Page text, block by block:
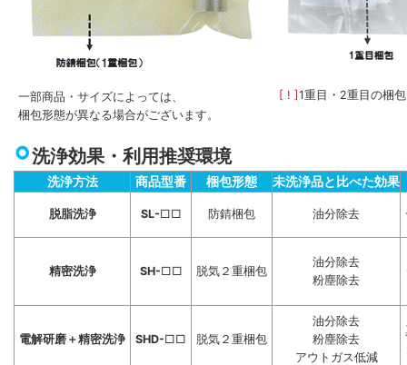
一部商品・サイズによっては、
梱包形態が異なる場合がございます。
[ ! ] 1重目・2重目の梱
洗浄効果・利用推奨環境
洗浄方法 商品型番 梱包形態 未洗浄品と比べた効果
脱脂洗浄 SL-□□ 防錆梱包 油分除去
精密洗浄 SH-□□ 脱気２重梱包
油分除去
粉塵除去
電解研磨＋精密洗浄 SHD-□□ 脱気２重梱包
油分除去
粉塵除去
アウトガス低減